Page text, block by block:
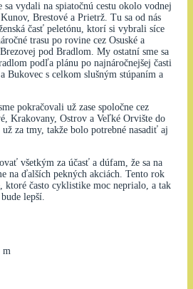
sa vydali na spiatočnú cestu okolo vodnej
Brestové a Prietrž. Tu sa od nás
časť peletónu, ktorí si vybrali síce
trasu po rovine cez Osuské a
pod Bradlom. My ostatní sme sa
podľa plánu po najnáročnejšej časti
Bukovec s celkom slušným stúpaním a
pokračovali už zase spoločne cez
Krakovany, Ostrov a Veľké Orvište do
za tmy, takže bolo potrebné nasadiť aj
všetkým za účasť a dúfam, že sa na
na ďalších pekných akciách. Tento rok
ktoré často cyklistike moc neprialo, a tak
lepší.
m